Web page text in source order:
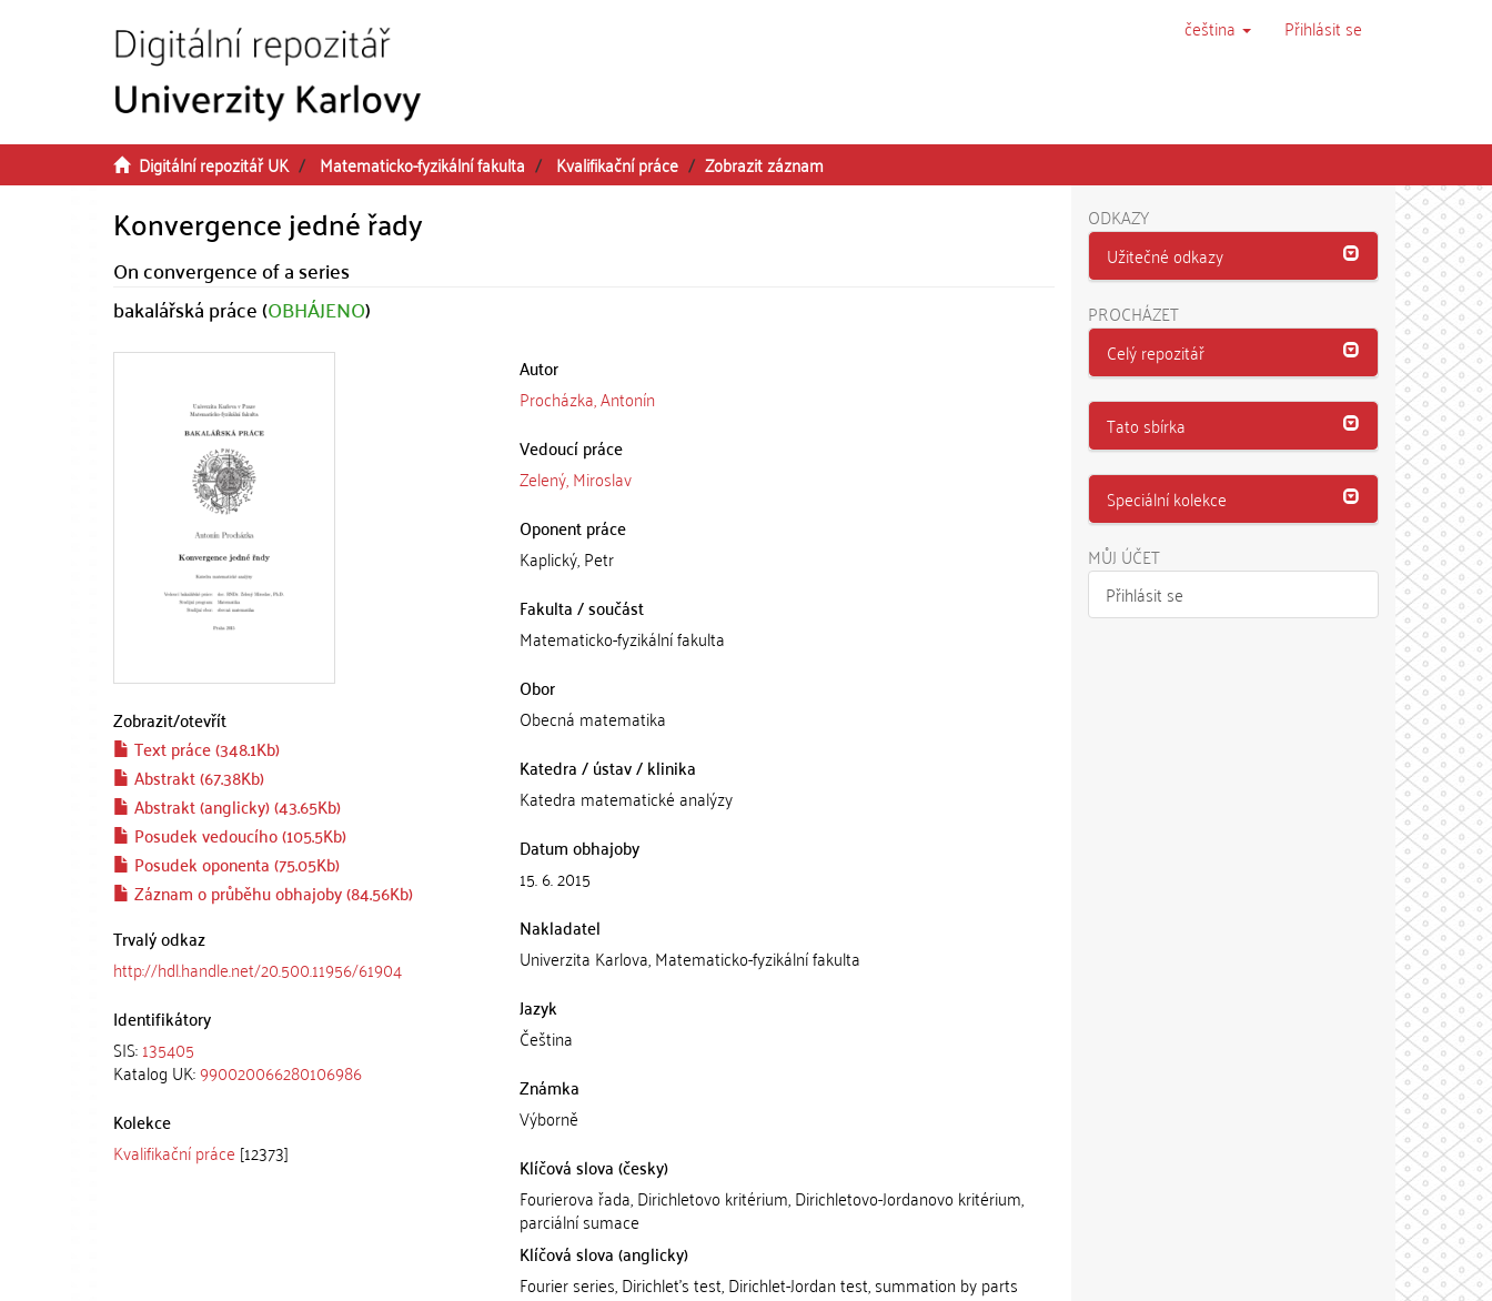
čeština Přihlásit se
Digitální repozitář UK Matematicko-fyzikální fakulta Kvalifikační práce Zobrazit záznam
Konvergence jedné řady
On convergence of a series
bakalářská práce (OBHÁJENO)
Zobrazit/otevřít
Text práce (348.1Kb)
Abstrakt (67.38Kb)
Abstrakt (anglicky) (43.65Kb)
Posudek vedoucího (105.5Kb)
Posudek oponenta (75.05Kb)
Záznam o průběhu obhajoby (84.56Kb)
Trvalý odkaz
http://hdl.handle.net/20.500.11956/61904
Identifikátory
SIS:135405
Katalog UK:990020066280106986
Kolekce
Kvalifikační práce [12373]
Autor
Procházka, Antonín
Vedoucí práce
Zelený, Miroslav
Oponent práce
Kaplický, Petr
Fakulta / součást
Matematicko-fyzikální fakulta
Obor
Obecná matematika
Katedra / ústav / klinika
Katedra matematické analýzy
Datum obhajoby
15. 6. 2015
Nakladatel
Univerzita Karlova, Matematicko-fyzikální fakulta
Jazyk
Čeština
Známka
Výborně
Klíčová slova (česky)
Fourierova řada, Dirichletovo kritérium, Dirichletovo-Jordanovo kritérium,
parciální sumace
Klíčová slova (anglicky)
Fourier series, Dirichlet's test, Dirichlet-Jordan test, summation by parts
ODKAZY
Užitečné odkazy
PROCHÁZET
Celý repozitář
Tato sbírka
Speciální kolekce
MŮJ ÚČET
Přihlásit se